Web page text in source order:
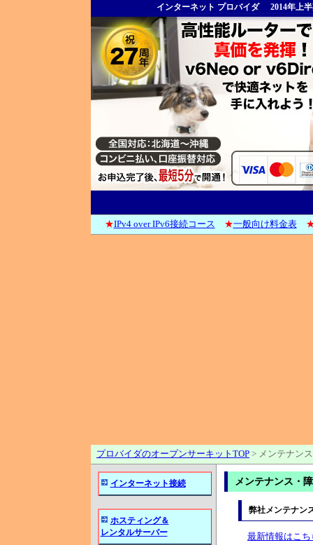
インターネット プロバイダ 2014年上
★IPv4 over IPv6接続コース ★一般向け料金表
プロバイダのオープンサーキットTOP > メンテナン
メンテナンス・
弊社メンテナン
最新情報はこ
インターネット接続
ホスティング＆
レンタルサーバー